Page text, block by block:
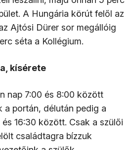
A Hungária körút felől az
Ajtósi Dürer sor megállóig
séta a Kollégium.
kísérete
nap 7:00 és 8:00 között
a portán, délután pedig a
16:30 között. Csak a szülői
családtagra bízzuk